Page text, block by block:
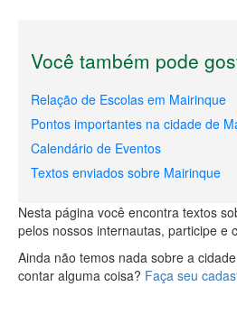
Você também pode
Relação de Escolas em Mairinque
Pontos importantes na cidade de
Calendário de Eventos
Textos enviados sobre Mairinque
Nesta página você encontra textos
pelos nossos internautas, participe e
Ainda não temos nada sobre a
contar alguma coisa? Faça seu